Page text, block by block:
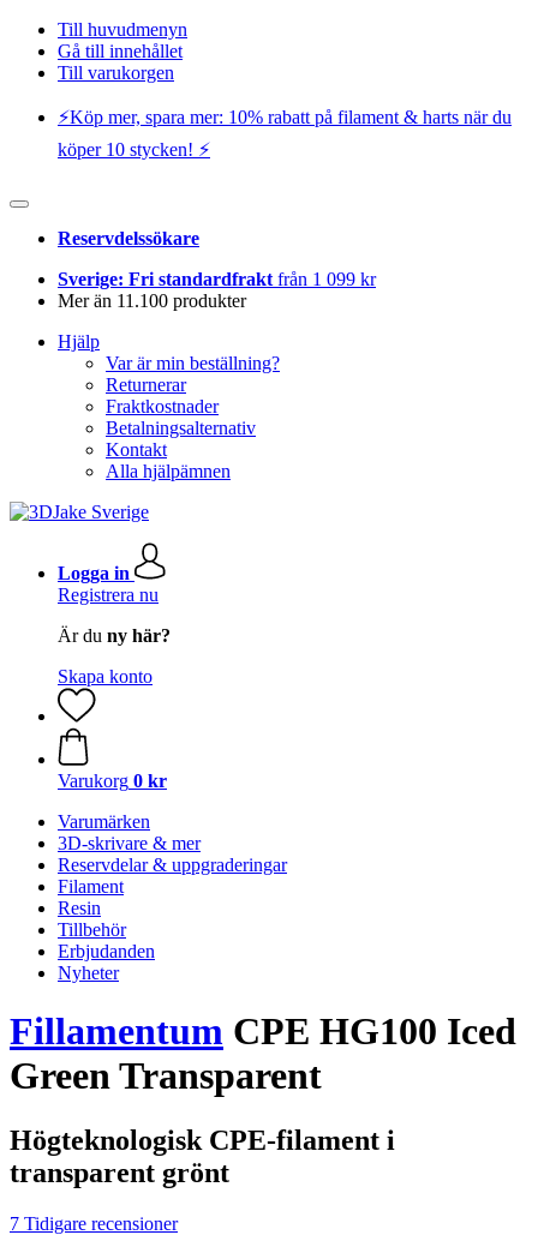
Till huvudmenyn
Gå till innehållet
Till varukorgen
⚡️Köp mer, spara mer: 10% rabatt på filament & harts när du
köper 10 stycken! ⚡️
Reservdelssökare
Sverige: Fri standardfrakt från 1 099 kr
Mer än 11.100 produkter
Hjälp
Var är min beställning?
Returnerar
Fraktkostnader
Betalningsalternativ
Kontakt
Alla hjälpämnen
Logga in
Registrera nu
Är du ny här?
Skapa konto
Varukorg 0 kr
Varumärken
3D-skrivare & mer
Reservdelar & uppgraderingar
Filament
Resin
Tillbehör
Erbjudanden
Nyheter
Fillamentum CPE HG100 Iced
Green Transparent
Högteknologisk CPE-filament i
transparent grönt
7 Tidigare recensioner